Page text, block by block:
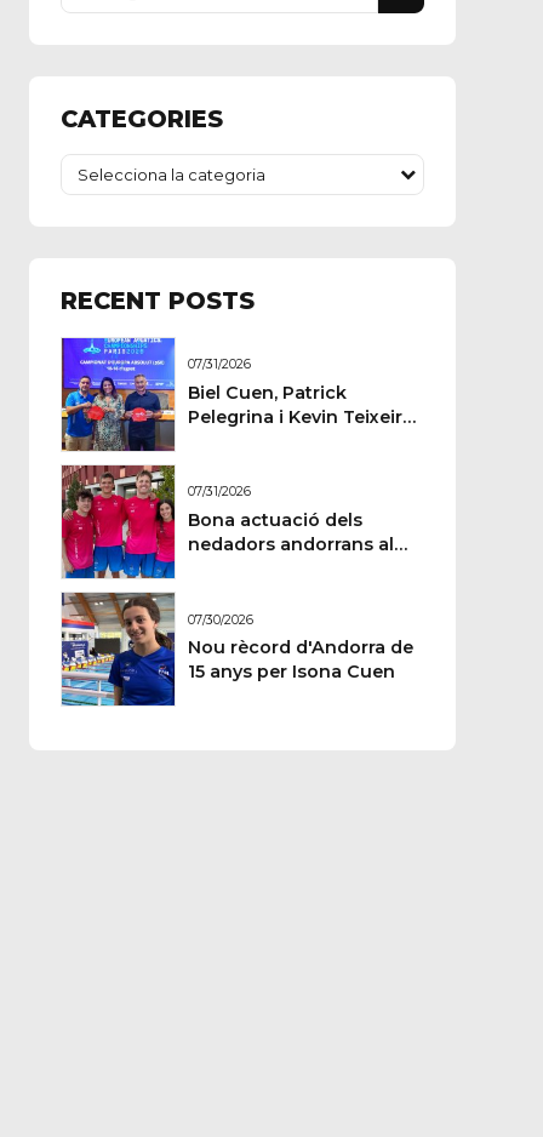
CATEGORIES
Selecciona la categoria
RECENT POSTS
07/31/2026
Biel Cuen, Patrick
Pelegrina i Kevin Teixeira
07/31/2026
Bona actuació dels
nedadors andorrans al
07/30/2026
Nou rècord d'Andorra de
15 anys per Isona Cuen